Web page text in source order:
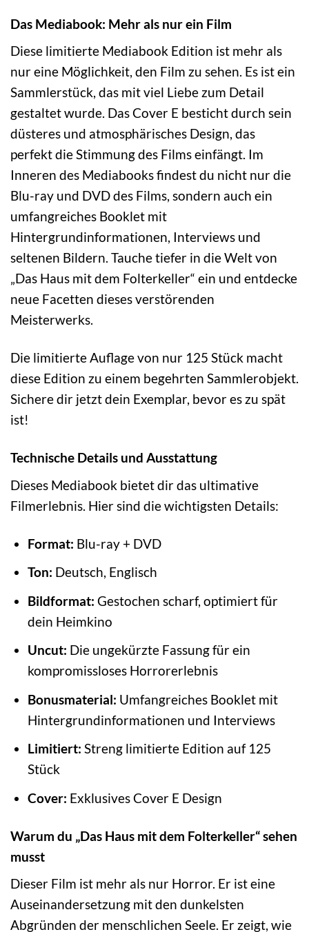
Das Mediabook: Mehr als nur ein Film
Diese limitierte Mediabook Edition ist mehr als
nur eine Möglichkeit, den Film zu sehen. Es ist ein
Sammlerstück, das mit viel Liebe zum Detail
gestaltet wurde. Das Cover E besticht durch sein
düsteres und atmosphärisches Design, das
perfekt die Stimmung des Films einfängt. Im
Inneren des Mediabooks findest du nicht nur die
Blu-ray und DVD des Films, sondern auch ein
umfangreiches Booklet mit
Hintergrundinformationen, Interviews und
seltenen Bildern. Tauche tiefer in die Welt von
„Das Haus mit dem Folterkeller“ ein und entdecke
neue Facetten dieses verstörenden
Meisterwerks.
Die limitierte Auflage von nur 125 Stück macht
diese Edition zu einem begehrten Sammlerobjekt.
Sichere dir jetzt dein Exemplar, bevor es zu spät
ist!
Technische Details und Ausstattung
Dieses Mediabook bietet dir das ultimative
Filmerlebnis. Hier sind die wichtigsten Details:
Format: Blu-ray + DVD
Ton: Deutsch, Englisch
Bildformat: Gestochen scharf, optimiert für
dein Heimkino
Uncut: Die ungekürzte Fassung für ein
kompromissloses Horrorerlebnis
Bonusmaterial: Umfangreiches Booklet mit
Hintergrundinformationen und Interviews
Limitiert: Streng limitierte Edition auf 125
Stück
Cover: Exklusives Cover E Design
Warum du „Das Haus mit dem Folterkeller“ sehen
musst
Dieser Film ist mehr als nur Horror. Er ist eine
Auseinandersetzung mit den dunkelsten
Abgründen der menschlichen Seele. Er zeigt, wie